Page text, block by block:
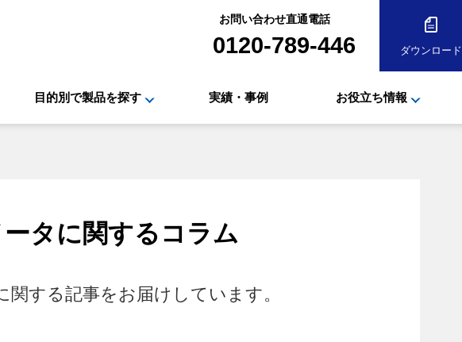
お問い合わせ直通電話
0120-789-446 ダウンロード
目的別で製品を探す 実績・事例 お役立ち情報
タ に関するコラム
関する記事をお届けしています。